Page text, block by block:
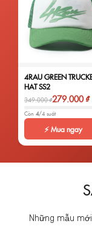
4RAU GREEN
HAT SS2
349.000 ₫279.000 ₫
Còn 4/4 suất
⚡ Mua ngay
Những mẫu